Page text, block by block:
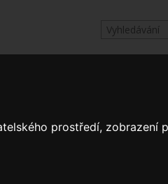
prostředí, zobrazení
ZŠ